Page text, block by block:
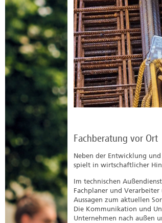
Fachberatung vor Ort
Neben der Entwicklung
spielt in wirtschaftlicher
Im technischen
Fachplaner und
Aussagen zum aktuellen
Die Kommunikation und
Unternehmen nach außen